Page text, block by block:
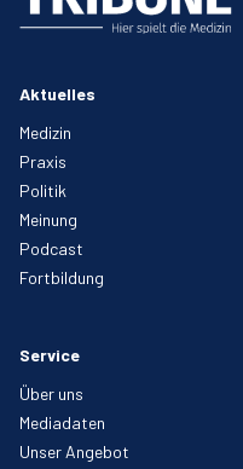
Aktuelles
Medizin
Praxis
Politik
Meinung
Podcast
Fortbildung
Service
Über uns
Mediadaten
Unser Angebot